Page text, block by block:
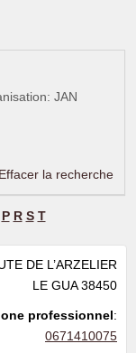
JAN
Effacer la recherche
P R S T
DE L’ARZELIER
LE GUA 38450
professionnel:
0671410075